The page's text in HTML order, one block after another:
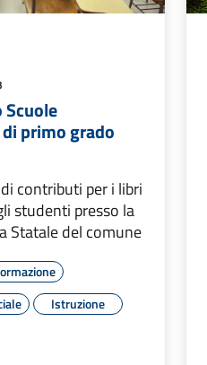
primo grado
contributi per i libri
studenti presso la
Statale del comune
Istruzione